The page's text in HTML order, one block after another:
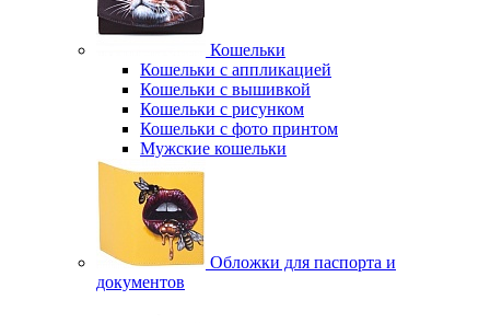
Кошельки
Кошельки с аппликацией
Кошельки с вышивкой
Кошельки с рисунком
Кошельки с фото принтом
Мужские кошельки
Обложки для паспорта и
документов